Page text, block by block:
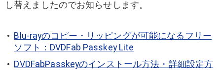
し替えましたのでお知らせします。
Blu-rayのコピー・リッピングが可能になるフリー
ソフト：DVDFab Passkey Lite
DVDFabPasskeyのインストール方法・詳細設定方